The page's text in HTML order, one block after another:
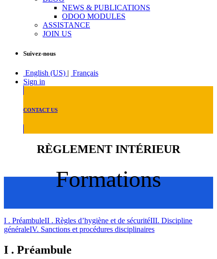
NEWS & PUBLICATIONS
ODOO MODULES
ASSISTANCE
JOIN US
Suivez-nous
English (US) | Français
Sign in
CONTACT US
RÈGLEMENT INTÉRIEUR
Formations
I . PréambuleII . Règles d’hygiène et de sécuritéIII. Discipline
généraleIV. Sanctions et procédures disciplinaires
I . Préambule